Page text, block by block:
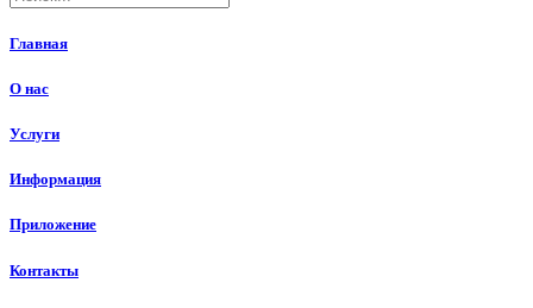
Главная
О нас
Услуги
Информация
Приложение
Контакты